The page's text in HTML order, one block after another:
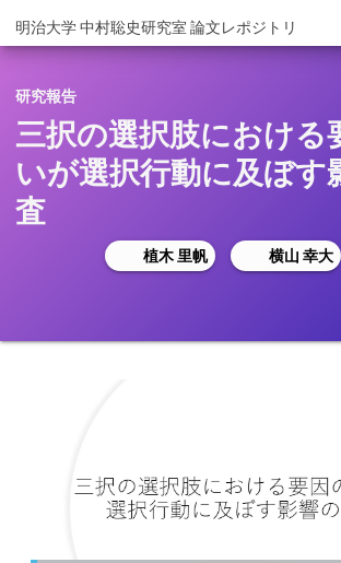
明治大学 中村聡史研究室 論文レポジトリ
研究報告
三択の選択肢における
いが選択行動に及ぼす
査
植木 里帆 横山 幸大